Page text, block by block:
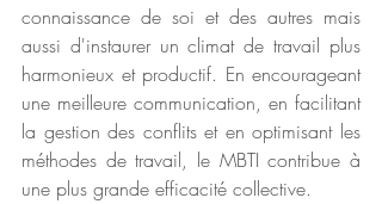
connaissance de soi et des autres mais
aussi d'instaurer un climat de travail plus
harmonieux et productif. En encourageant
une meilleure communication, en facilitant
la gestion des conflits et en optimisant les
méthodes de travail, le MBTI contribue à
une plus grande efficacité collective.